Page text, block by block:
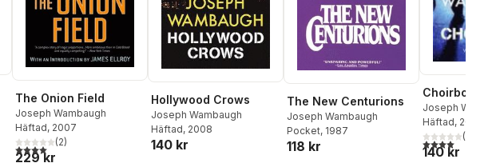
The Onion Field
Joseph Wambaugh
Häftad, 2007
4,0utav 5 stjärnor. Totalt antal röster:
(2)
229 kr
Hollywood Crows
Joseph Wambaugh
Häftad, 2008
140 kr
The New Centurions
Joseph Wambaugh
Pocket, 1987
118 kr
Choirboys
Joseph
Häftad, 2007
4,0utav 5(
140 kr